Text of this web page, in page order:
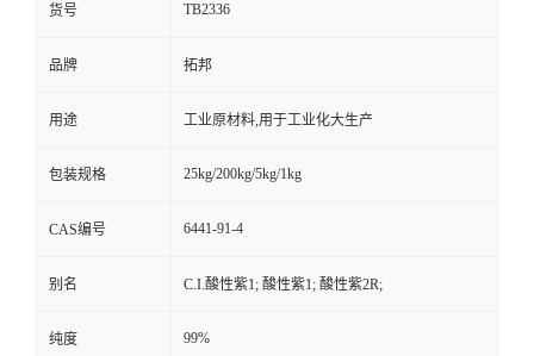
货号 TB2336
品牌 拓邦
用途 工业原材料,用于工业化大生产
包装规格 25kg/200kg/5kg/1kg
CAS编号 6441-91-4
别名 C.I.酸性紫1; 酸性紫1; 酸性紫2R;
纯度 99%